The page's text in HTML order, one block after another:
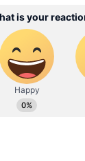
মধ্যে
সামরিক